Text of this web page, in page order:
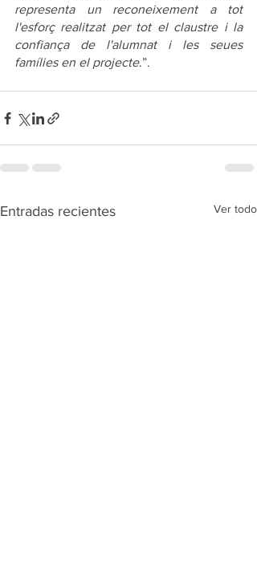
representa un reconeixement a tot
l'esforç realitzat per tot el claustre i la
confiança de l'alumnat i les seues
famílies en el projecte.”.
Entradas recientes Ver todo